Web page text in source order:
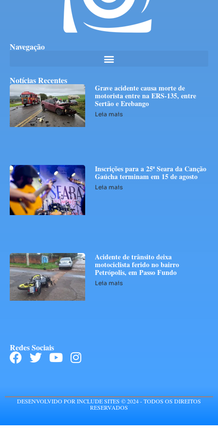
Navegação
Notícias Recentes
Grave acidente causa morte de
motorista entre na ERS-135, entre
Sertão e Erebango
Leia mais
Inscrições para a 25ª Seara da Canção
Gaúcha terminam em 15 de agosto
Leia mais
Acidente de trânsito deixa
motociclista ferido no bairro
Petrópolis, em Passo Fundo
Leia mais
Redes Sociais
DESENVOLVIDO POR INCLUDE SITES © 2024 - TODOS OS DIREITOS
RESERVADOS